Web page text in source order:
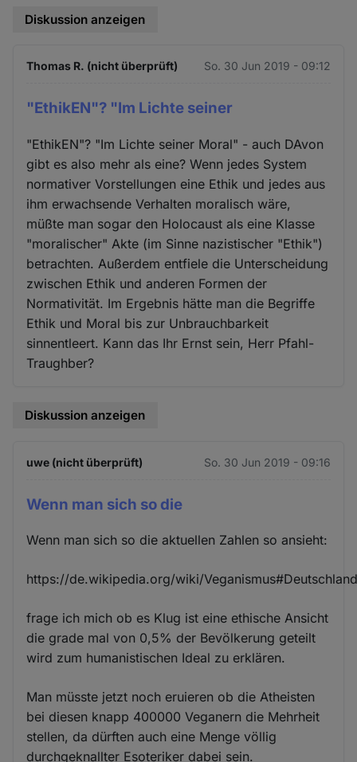
Diskussion anzeigen
Thomas R. (nicht überprüft) So. 30 Jun 2019 - 09:12
"EthikEN"? "Im Lichte seiner
"EthikEN"? "Im Lichte seiner Moral" - auch DAvon
gibt es also mehr als eine? Wenn jedes System
normativer Vorstellungen eine Ethik und jedes aus
ihm erwachsende Verhalten moralisch wäre,
müßte man sogar den Holocaust als eine Klasse
"moralischer" Akte (im Sinne nazistischer "Ethik")
betrachten. Außerdem entfiele die Unterscheidung
zwischen Ethik und anderen Formen der
Normativität. Im Ergebnis hätte man die Begriffe
Ethik und Moral bis zur Unbrauchbarkeit
sinnentleert. Kann das Ihr Ernst sein, Herr Pfahl-
Traughber?
Diskussion anzeigen
uwe (nicht überprüft) So. 30 Jun 2019 - 09:16
Wenn man sich so die
Wenn man sich so die aktuellen Zahlen so ansieht:
https://de.wikipedia.org/wiki/
frage ich mich ob es Klug ist eine ethische Ansicht
die grade mal von 0,5% der Bevölkerung geteilt
wird zum humanistischen Ideal zu erklären.
Man müsste jetzt noch eruieren ob die Atheisten
bei diesen knapp 400000 Veganern die Mehrheit
stellen, da dürften auch eine Menge völlig
durchgeknallter Esoteriker dabei sein.